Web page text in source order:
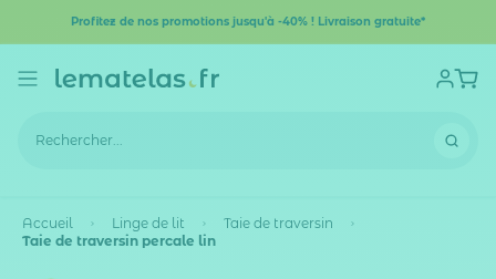
Profitez de nos promotions jusqu'à -40% ! Livraison gratuite*
Accueil Linge de lit
Taie de traversin
Taie de traversin percale lin